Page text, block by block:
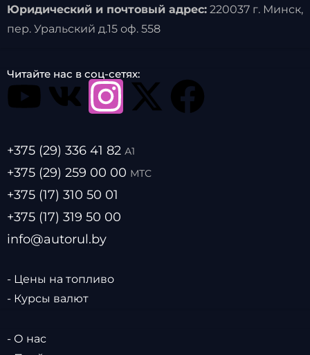
Юридический и почтовый адрес:220037 г. Минск,
пер. Уральский д.15 оф. 558
Читайте нас в соц-сетях:
+375 (29) 336 41 82 А1
+375 (29) 259 00 00 МТС
+375 (17) 310 50 01
+375 (17) 319 50 00
info@autorul.by
- Цены на топливо
- Курсы валют
- О нас